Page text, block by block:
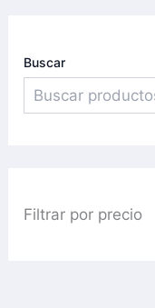
Buscar
Filtrar por precio